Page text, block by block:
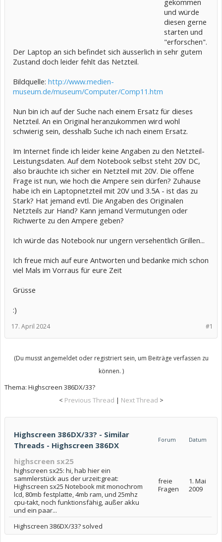
gekommen
und würde
diesen gerne
starten und
"erforschen".
Der Laptop an sich befindet sich äusserlich in sehr gutem
Zustand doch leider fehlt das Netzteil.
Bildquelle: http://www.medien-
museum.de/museum/Computer/Comp11.htm
Nun bin ich auf der Suche nach einem Ersatz für dieses
Netzteil. An ein Original heranzukommen wird wohl
schwierig sein, desshalb Suche ich nach einem Ersatz.
Im Internet finde ich leider keine Angaben zu den Netzteil-
Leistungsdaten. Auf dem Notebook selbst steht 20V DC,
also bräuchte ich sicher ein Netzteil mit 20V. Die offene
Frage ist nun, wie hoch die Ampere sein dürfen? Zuhause
habe ich ein Laptopnetzteil mit 20V und 3.5A - ist das zu
Stark? Hat jemand evtl. Die Angaben des Originalen
Netzteils zur Hand? Kann jemand Vermutungen oder
Richwerte zu den Ampere geben?
Ich würde das Notebook nur ungern versehentlich Grillen...
Ich freue mich auf eure Antworten und bedanke mich schon
viel Mals im Vorraus für eure Zeit
Grüsse
:)
#1
17. April 2024
(Du musst angemeldet oder registriert sein, um Beiträge verfassen zu
können. )
Thema: Highscreen 386DX/33?
< Previous Thread | Next Thread >
Highscreen 386DX/33? - Similar
Threads - Highscreen 386DX
Forum Datum
highscreen sx25
highscreen sx25: hi, hab hier ein
sammlerstück aus der urzeit:great:
Highscreen sx25 Notebook mit monochrom
lcd, 80mb festplatte, 4mb ram, und 25mhz
cpu-takt, noch funktionsfähig, außer akku
und ein paar...
freie
Fragen
1. Mai
2009
Highscreen 386DX/33? solved